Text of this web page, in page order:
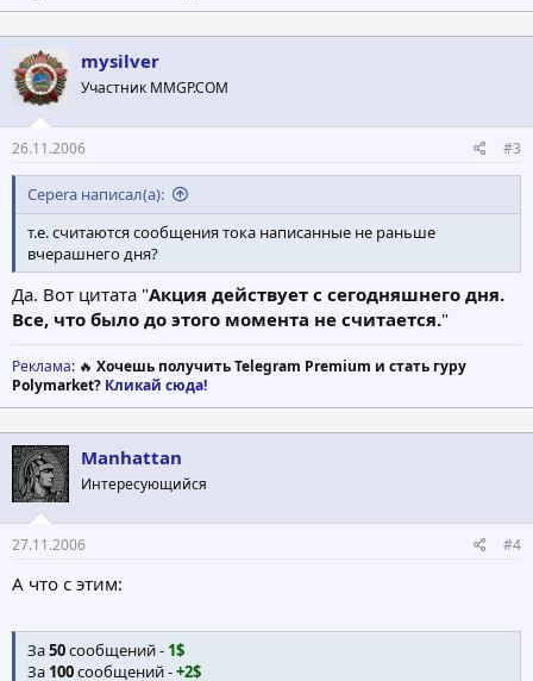
mysilver
Участник MMGP.COM
26.11.2006 #3
Cepera написал(а):
т.е. считаются сообщения тока написанные не раньше
вчерашнего дня?
Да. Вот цитата "Акция действует с сегодняшнего дня.
Все, что было до этого момента не считается."
Реклама: 🔥 Хочешь получить Telegram Premium и стать гуру
Polymarket? Кликай сюда!
Manhattan
Интересующийся
27.11.2006 #4
А что с этим:
За50сообщений - 1$
За 100сообщений -+2$